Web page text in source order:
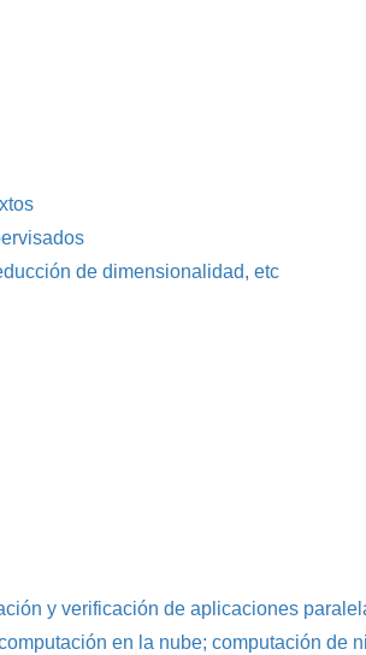
de dimensionalidad, etc
y verificación de aplicaciones
en la nube; computación de